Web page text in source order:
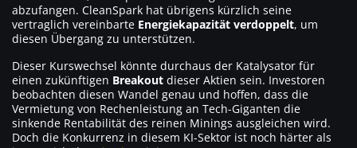
abzufangen. CleanSpark hat übrigens kürzlich seine
vertraglich vereinbarte Energiekapazität verdoppelt, um
diesen Übergang zu unterstützen.
Dieser Kurswechsel könnte durchaus der Katalysator für
einen zukünftigen Breakout dieser Aktien sein. Investoren
beobachten diesen Wandel genau und hoffen, dass die
Vermietung von Rechenleistung an Tech-Giganten die
sinkende Rentabilität des reinen Minings ausgleichen wird.
Doch die Konkurrenz in diesem KI-Sektor ist noch härter als